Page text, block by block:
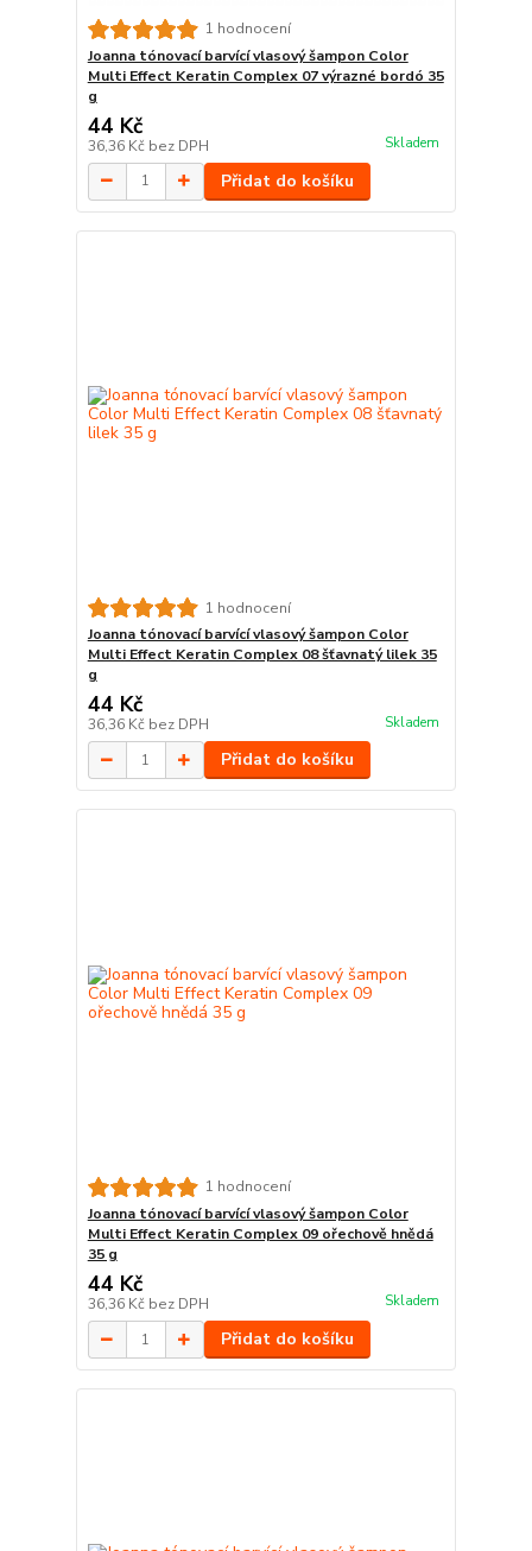
1 hodnocení
Joanna tónovací barvící vlasový šampon Color
Multi Effect Keratin Complex 07 výrazné bordó 35
g
44 Kč
36,36 Kč bez DPH Skladem
Přidat do košíku
1 hodnocení
Joanna tónovací barvící vlasový šampon Color
Multi Effect Keratin Complex 08 šťavnatý lilek 35
g
44 Kč
36,36 Kč bez DPH Skladem
Přidat do košíku
1 hodnocení
Joanna tónovací barvící vlasový šampon Color
Multi Effect Keratin Complex 09 ořechově hnědá
35 g
44 Kč
36,36 Kč bez DPH Skladem
Přidat do košíku